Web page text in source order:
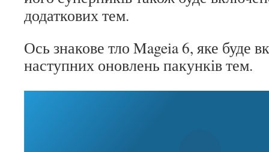
додаткових тем.
Ось знакове тло Mageia 6, яке буде
наступних оновлень пакунків тем.